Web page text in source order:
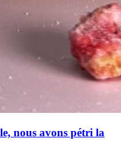
nous avons pétri la